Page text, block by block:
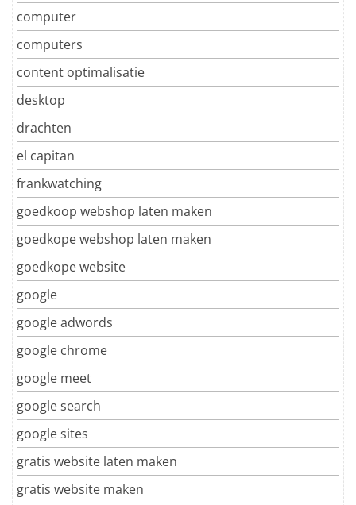
computer
computers
content optimalisatie
desktop
drachten
el capitan
frankwatching
goedkoop webshop laten maken
goedkope webshop laten maken
goedkope website
google
google adwords
google chrome
google meet
google search
google sites
gratis website laten maken
gratis website maken